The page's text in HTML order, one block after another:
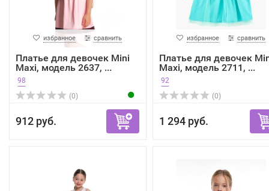
избранное сравнить
Платье для девочек Mini
Maxi, модель 2637, ...
98
(0)
912 руб.
избранное сравнить
Платье для девочек
Maxi, модель 2711, ...
92
(0)
1 294 руб.